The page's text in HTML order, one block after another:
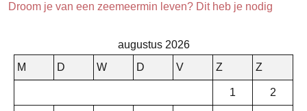
Droom je van een zeemeermin leven? Dit heb je nodig
augustus 2026
M
D W D V Z Z
1 2